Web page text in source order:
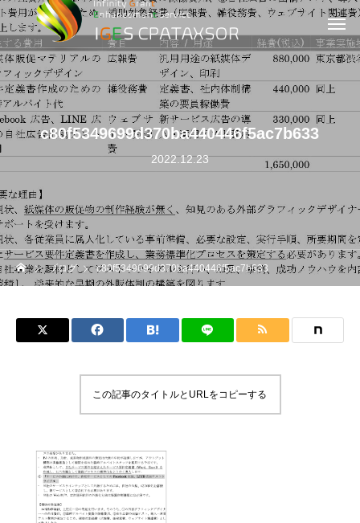
c80f5349699d370ba440446f5ac7b633
2022.12.23
ブログ c80f5349699d370ba440446f5ac7b633
この記事のタイトルとURLをコピーする